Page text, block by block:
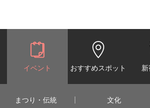
一般社団法人 新宿観光振興協会 Shinjuku
イベント おすすめスポット 新
まつり・伝統 文化